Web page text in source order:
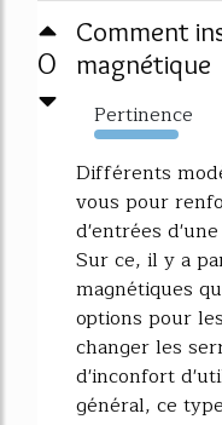
0
Comment
magnétique
Pertinence
208%
Différents
vous pour
d'entrées
Sur ce, il y a
magnétiques
options pour
changer les
d'inconfort
général, ce